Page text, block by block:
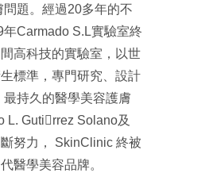
題。經過20多年的不
Carmado S.L實驗室終
高科技的實驗室，以世
標準，專門研究、設計
持久的醫學美容護膚
L. Gutirrez Solano及
努力， SkinClinic 終被
醫學美容品牌。